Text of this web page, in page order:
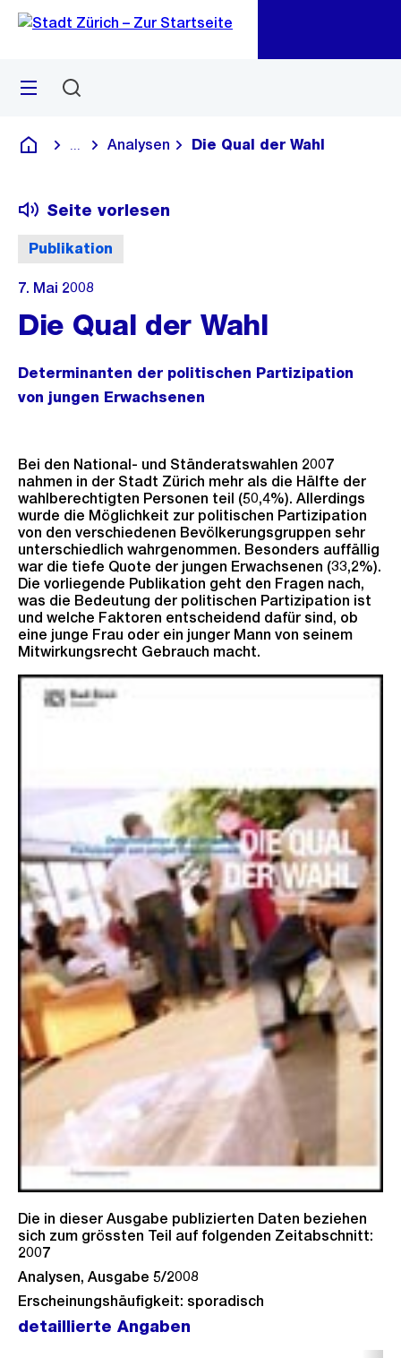
Navigation
Sprunglink
Menü
Deutsch
Blende alle Breadcrumbs ein
Analysen Die Qual der Wahl
Publikation
Seite vorlesen
7. Mai 2008
Die Qual der Wahl
Determinanten der politischen Partizipation
von jungen Erwachsenen
Bei den National- und Ständeratswahlen 2007
nahmen in der Stadt Zürich mehr als die Hälfte der
wahlberechtigten Personen teil (50,4%). Allerdings
wurde die Möglichkeit zur politischen Partizipation
von den verschiedenen Bevölkerungsgruppen sehr
unterschiedlich wahrgenommen. Besonders auffällig
war die tiefe Quote der jungen Erwachsenen (33,2%).
Die vorliegende Publikation geht den Fragen nach,
was die Bedeutung der politischen Partizipation ist
und welche Faktoren entscheidend dafür sind, ob
eine junge Frau oder ein junger Mann von seinem
Mitwirkungsrecht Gebrauch macht.
Die in dieser Ausgabe publizierten Daten beziehen
sich zum grössten Teil auf folgenden Zeitabschnitt:
2007
Analysen, Ausgabe 5/2008
Erscheinungshäufigkeit: sporadisch
detaillierte Angaben